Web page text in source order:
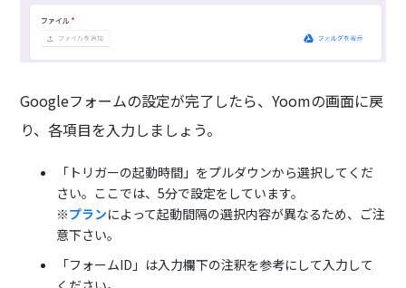
Googleフォームの設定が完了したら、Yoomの画面に戻
り、各項目を入力しましょう。
「トリガーの起動時間」をプルダウンから選択してくだ
さい。ここでは、5分で設定をしています。
※プランによって起動間隔の選択内容が異なるため、ご注
意下さい。
「フォームID」は入力欄下の注釈を参考にして入力して